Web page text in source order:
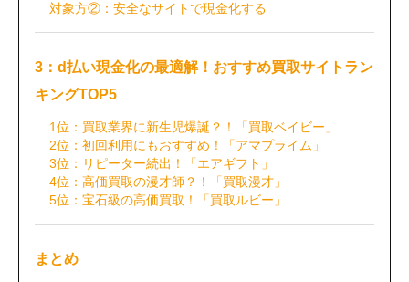
対象方②：安全なサイトで現金化する
3：d払い現金化の最適解！おすすめ買取サイトラン
キングTOP5
1位：買取業界に新生児爆誕？！「買取ベイビー」
2位：初回利用にもおすすめ！「アマプライム」
3位：リピーター続出！「エアギフト」
4位：高価買取の漫才師？！「買取漫才」
5位：宝石級の高価買取！「買取ルビー」
まとめ